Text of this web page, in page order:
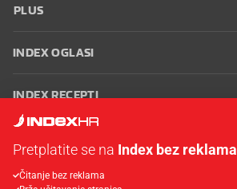
PLUS
INDEX OGLASI
INDEX RECEPTI
Oglašavanje Zaposli se na Indexu
Pretplatite se na Index bez reklama
Čitanje bez reklama